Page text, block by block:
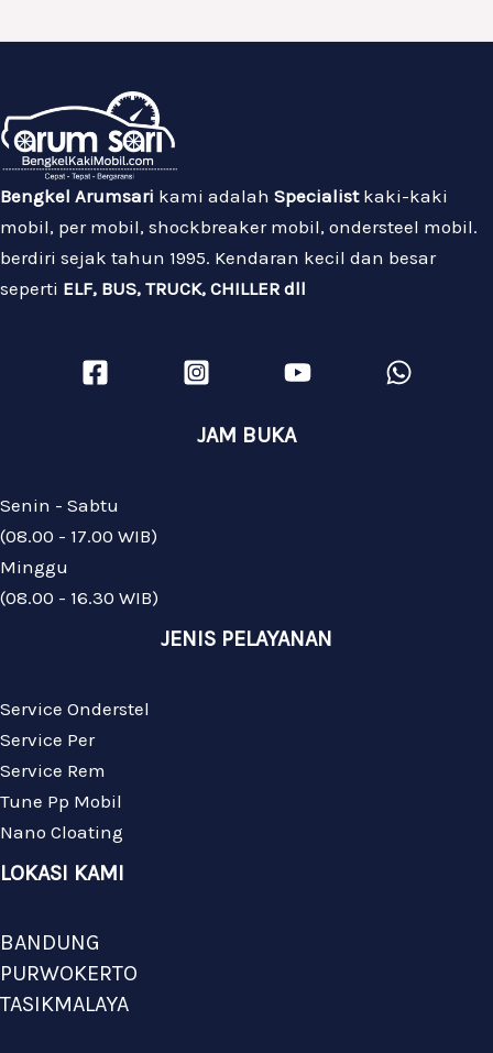
Bengkel Arumsari kami adalah Specialistkaki-kaki
mobil, per mobil, shockbreaker mobil, ondersteel mobil.
berdiri sejak tahun 1995. Kendaran kecil dan besar
seperti ELF, BUS, TRUCK, CHILLER dll
JAM BUKA
Senin - Sabtu
(08.00 - 17.00 WIB)
Minggu
(08.00 - 16.30 WIB)
JENIS PELAYANAN
Service Onderstel
Service Per
Service Rem
Tune Pp Mobil
Nano Cloating
LOKASI KAMI
BANDUNG
PURWOKERTO
TASIKMALAYA